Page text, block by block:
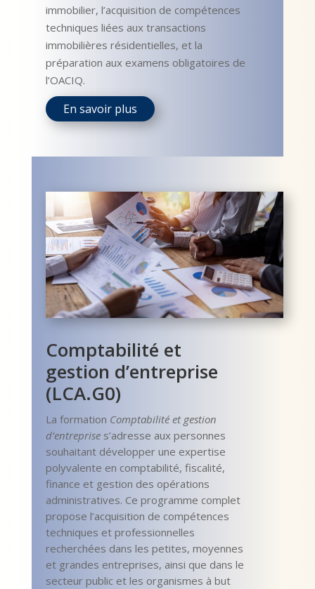
immobilier, l’acquisition de compétences
techniques liées aux transactions
immobilières résidentielles, et la
préparation aux examens obligatoires de
l’OACIQ.
En savoir plus
Comptabilité et
gestion d’entreprise
(LCA.G0)
La formation Comptabilité et gestion
d’entreprises’adresse aux personnes
souhaitant développer une expertise
polyvalente en comptabilité, fiscalité,
finance et gestion des opérations
administratives. Ce programme complet
propose l’acquisition de compétences
techniques et professionnelles
recherchées dans les petites, moyennes
et grandes entreprises, ainsi que dans le
secteur public et les organismes à but